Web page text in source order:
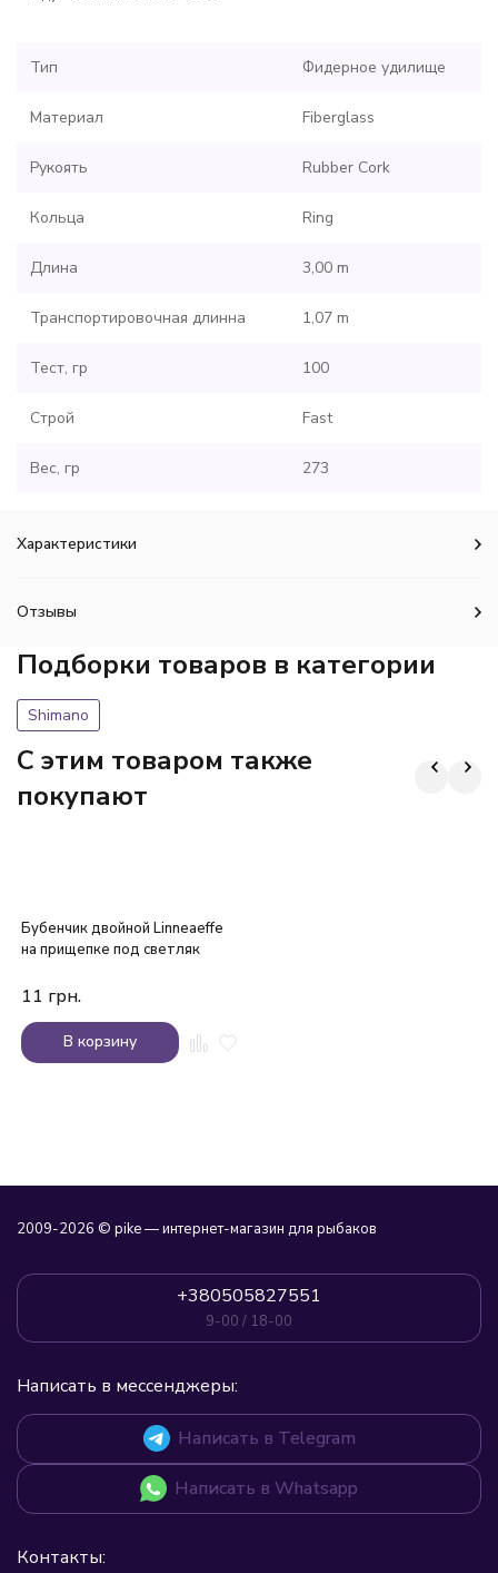
Тип Фидерное удилище
Материал Fiberglass
Рукоять Rubber Cork
Кольца Ring
Длина 3,00 m
Транспортировочная длинна 1,07 m
Тест, гр 100
Строй Fast
Вес, гр 273
Характеристики
Отзывы
Подборки товаров в категории
Shimano
C этим товаром также
покупают
Бубенчик двойной Linneaeffe
на прищепке под светляк
11 грн.
В корзину
2009-2026 © pike — интернет-магазин для рыбаков
+380505827551
9-00 / 18-00
Написать в мессенджеры:
Написать в Telegram
Написать в Whatsapp
Контакты: